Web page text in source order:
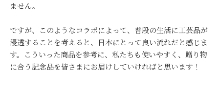
ません。
ですが、このようなコラボによって、普段の生活に工芸品が
浸透することを考えると、日本にとって良い流れだと感じま
す。こういった商品を参考に、私たちも使いやすく、贈り物
に合う記念品を皆さまにお届けしていければと思います！